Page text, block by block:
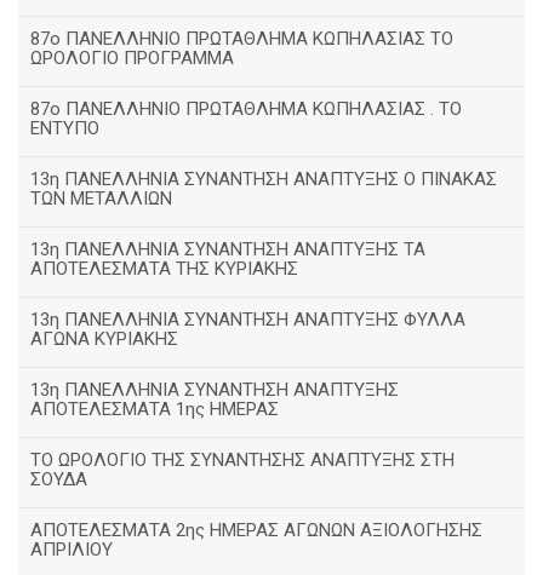
87ο ΠΑΝΕΛΛΗΝΙΟ ΠΡΩΤΑΘΛΗΜΑ ΚΩΠΗΛΑΣΙΑΣ ΤΟ
ΩΡΟΛΟΓΙΟ ΠΡΟΓΡΑΜΜΑ
87ο ΠΑΝΕΛΛΗΝΙΟ ΠΡΩΤΑΘΛΗΜΑ ΚΩΠΗΛΑΣΙΑΣ . ΤΟ
ΕΝΤΥΠΟ
13η ΠΑΝΕΛΛΗΝΙΑ ΣΥΝΑΝΤΗΣΗ ΑΝΑΠΤΥΞΗΣ Ο ΠΙΝΑΚΑΣ
ΤΩΝ ΜΕΤΑΛΛΙΩΝ
13η ΠΑΝΕΛΛΗΝΙΑ ΣΥΝΑΝΤΗΣΗ ΑΝΑΠΤΥΞΗΣ ΤΑ
ΑΠΟΤΕΛΕΣΜΑΤΑ ΤΗΣ ΚΥΡΙΑΚΗΣ
13η ΠΑΝΕΛΛΗΝΙΑ ΣΥΝΑΝΤΗΣΗ ΑΝΑΠΤΥΞΗΣ ΦΥΛΛΑ
ΑΓΩΝΑ ΚΥΡΙΑΚΗΣ
13η ΠΑΝΕΛΛΗΝΙΑ ΣΥΝΑΝΤΗΣΗ ΑΝΑΠΤΥΞΗΣ
ΑΠΟΤΕΛΕΣΜΑΤΑ 1ης ΗΜΕΡΑΣ
ΤΟ ΩΡΟΛΟΓΙΟ ΤΗΣ ΣΥΝΑΝΤΗΣΗΣ ΑΝΑΠΤΥΞΗΣ ΣΤΗ
ΣΟΥΔΑ
ΑΠΟΤΕΛΕΣΜΑΤΑ 2ης ΗΜΕΡΑΣ ΑΓΩΝΩΝ ΑΞΙΟΛΟΓΗΣΗΣ
ΑΠΡΙΛΙΟΥ